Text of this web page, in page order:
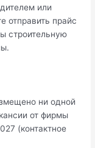
или
отправить прайс
строительную
ни одной
от фирмы
(контактное